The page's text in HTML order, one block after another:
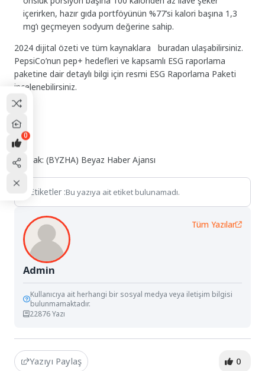
içerirken, hazır gıda portföyünün %77’si kalori başına 1,3
mg’ı geçmeyen sodyum değerine sahip.
2024 dijital özeti ve tüm kaynaklara buradan ulaşabilirsiniz.
PepsiCo’nun pep+ hedefleri ve kapsamlı ESG raporlama
paketine dair detaylı bilgi için resmi ESG Raporlama Paketi
incelenebilirsiniz.
Kaynak: (BYZHA) Beyaz Haber Ajansı
Etiketler :Bu yazıya ait etiket bulunamadı.
Admin
Tüm Yazılar
Kullanıcıya ait herhangi bir sosyal medya veya iletişim bilgisi
bulunmamaktadır.
22876 Yazı
Yazıyı Paylaş 0
0